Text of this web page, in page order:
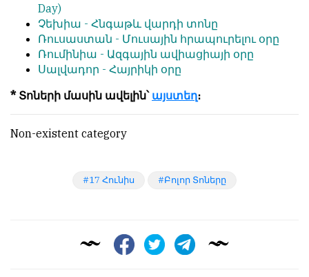
Day)
Չեխիա - Հնգաթև վարդի տոնը
Ռուսաստան - Մուսային հրապուրելու օրը
Ռումինիա - Ազգային ավիացիայի օրը
Սալվադոր - Հայրիկի օրը
* Տոների մասին ավելին՝ այստեղ։
Non-existent category
17 Հունիս Բոլոր Տոները